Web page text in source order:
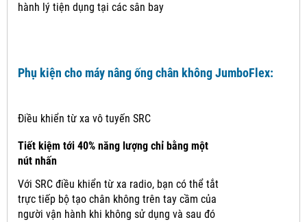
hành lý tiện dụng tại các sân bay
Phụ kiện cho máy nâng ống chân không JumboFlex:
Điều khiển từ xa vô tuyến SRC
Tiết kiệm tới 40% năng lượng chỉ bằng một
nút nhấn
Với SRC điều khiển từ xa radio, bạn có thể tắt
trực tiếp bộ tạo chân không trên tay cầm của
người vận hành khi không sử dụng và sau đó